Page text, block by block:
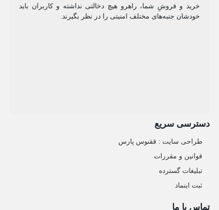
خرید و فروشِ شما، راهرو هیچ دخالتی نداشته و کاربران باید
خودشان جنبه‌های مختلف امنیتی را در نظر بگیرند.
دسترسی سریع
طراحی سایت :‌ ققنوس پارس
قوانین و مقررات
تبلیغات گسترده
ثبت اینماد
تماس با ما